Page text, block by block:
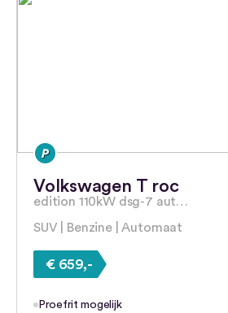
Volkswagen T roc
edition 110kW dsg-7 aut…
SUV | Benzine | Automaat
€ 659,-
Proefrit mogelijk